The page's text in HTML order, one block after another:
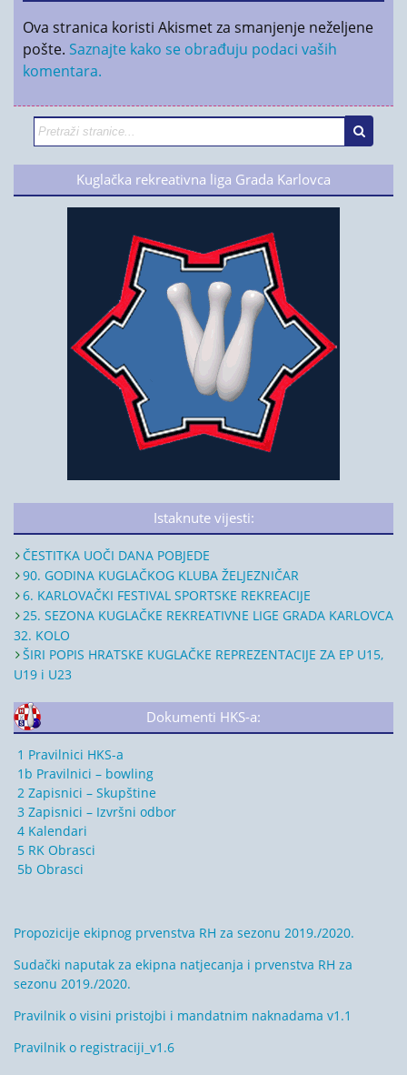
Ova stranica koristi Akismet za smanjenje neželjene
pošte. Saznajte kako se obrađuju podaci vaših
komentara.
Kuglačka rekreativna liga Grada Karlovca
Istaknute vijesti:
ČESTITKA UOČI DANA POBJEDE
90. GODINA KUGLAČKOG KLUBA ŽELJEZNIČAR
6. KARLOVAČKI FESTIVAL SPORTSKE REKREACIJE
25. SEZONA KUGLAČKE REKREATIVNE LIGE GRADA KARLOVCA
32. KOLO
ŠIRI POPIS HRATSKE KUGLAČKE REPREZENTACIJE ZA EP U15,
U19 i U23
Dokumenti HKS-a:
1 Pravilnici HKS-a
1b Pravilnici – bowling
2 Zapisnici – Skupštine
3 Zapisnici – Izvršni odbor
4 Kalendari
5 RK Obrasci
5b Obrasci
Propozicije ekipnog prvenstva RH za sezonu 2019./2020.
Sudački naputak za ekipna natjecanja i prvenstva RH za
sezonu 2019./2020.
Pravilnik o visini pristojbi i mandatnim naknadama v1.1
Pravilnik o registraciji_v1.6